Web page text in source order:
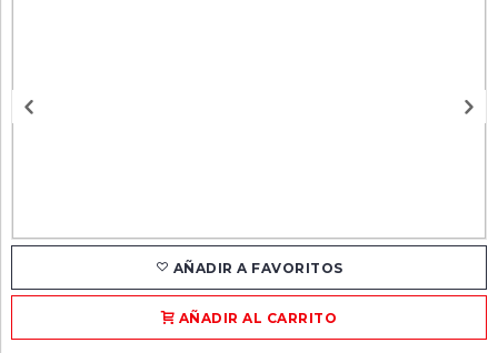
AÑADIR A FAVORITOS
AÑADIR AL CARRITO